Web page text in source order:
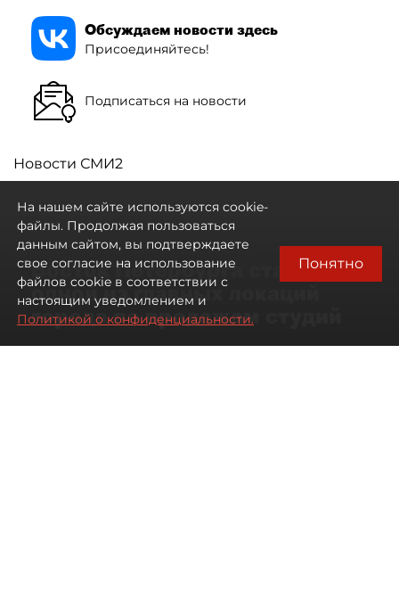
Обсуждаем новости здесь
Присоединяйтесь!
Подписаться на новости
Новости СМИ2
Восток Петербурга стал
одной из главных локаций
города по продажам студий
На нашем сайте используются cookie-
файлы. Продолжая пользоваться
данным сайтом, вы подтверждаете
свое согласие на использование
файлов cookie в соответствии с
настоящим уведомлением и
Политикой о конфиденциальности.
Понятно